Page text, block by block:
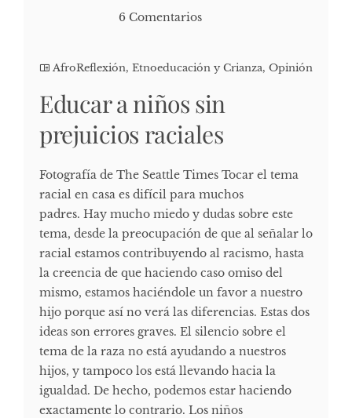
6 Comentarios
AfroReflexión, Etnoeducación y Crianza, Opinión
Educar a niños sin
prejuicios raciales
Fotografía de The Seattle Times Tocar el tema
racial en casa es difícil para muchos
padres. Hay mucho miedo y dudas sobre este
tema, desde la preocupación de que al señalar lo
racial estamos contribuyendo al racismo, hasta
la creencia de que haciendo caso omiso del
mismo, estamos haciéndole un favor a nuestro
hijo porque así no verá las diferencias. Estas dos
ideas son errores graves. El silencio sobre el
tema de la raza no está ayudando a nuestros
hijos, y tampoco los está llevando hacia la
igualdad. De hecho, podemos estar haciendo
exactamente lo contrario. Los niños